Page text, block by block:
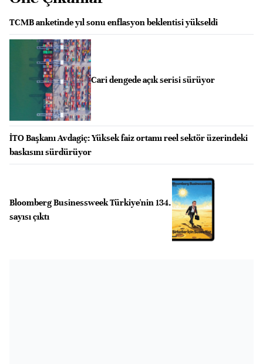
TCMB anketinde yıl sonu enflasyon beklentisi yükseldi
Cari dengede açık serisi sürüyor
İTO Başkanı Avdagiç: Yüksek faiz ortamı reel sektör üzerindeki
baskısını sürdürüyor
Bloomberg Businessweek Türkiye'nin 134.
sayısı çıktı